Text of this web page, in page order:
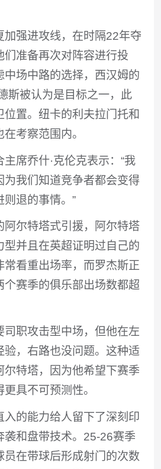
加强进攻线，在时隔22年夺
们准备再次对阵容进行投
中场中路的选择，西汉姆的
斯被认为是目标之一，此
位置。纽卡的利夫拉门托和
考察范围内。
主席乔什·克伦克表示：“我
为我们知道竞争者都会变得
退的事情。”
阿尔特塔式引援，阿尔特塔
型并且在英超证明过自己的
常看重出场率，而罗杰斯正
个赛季的俱乐部出场数都超
司职攻击型中场，但他在左
验，右路也没问题。这种适
尔特塔，因为他希望下赛季
具不可预测性。
入的能力给人留下了深刻印
袭和盘带技术。25-26赛季
员在带球后形成射门的次数